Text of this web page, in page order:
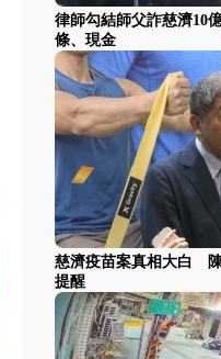
律師勾結師父詐慈濟10
條、現金
慈濟疫苗案真相大白
提醒